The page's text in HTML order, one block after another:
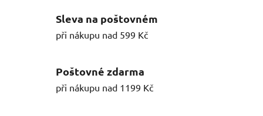
Sleva na poštovném
při nákupu nad 599 Kč
Poštovné zdarma
při nákupu nad 1199 Kč